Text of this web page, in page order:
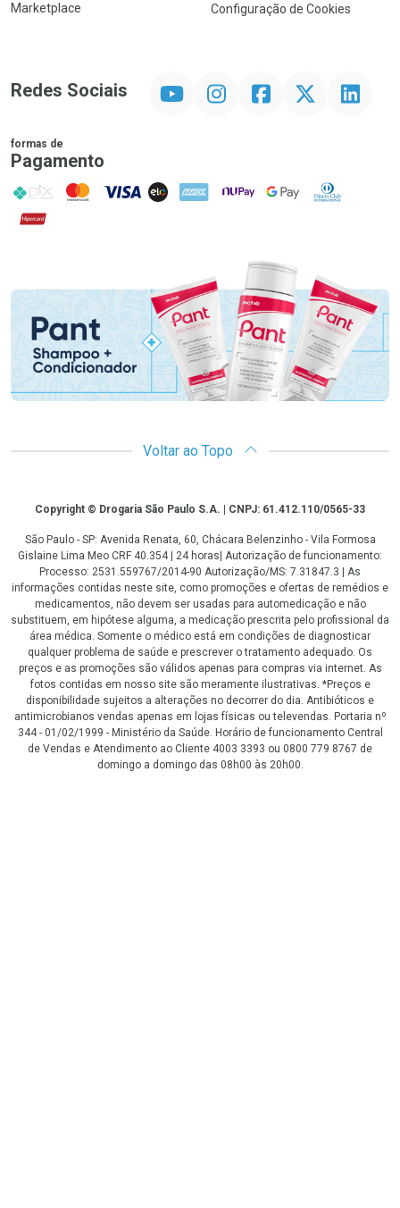
Marketplace
Configuração de Cookies
Redes Sociais InstagramFacebookTwitter Linkedin
formas de
Pagamento
PIX MasterCard
VISA ELO AMEX NuPay Google PayDiners Club
Hipercard
Promoção em Destaque
Voltar ao Topo
CopyrightCopyright © Drogaria São Paulo S.A. | CNPJ: 61.412.110/0565-33
São Paulo - SP: Avenida Renata, 60, Chácara Belenzinho - Vila Formosa
Gislaine Lima Meo CRF 40.354 | 24 horas| Autorização de funcionamento:
Processo: 2531.559767/2014-90 Autorização/MS: 7.31847.3 | As
informações contidas neste site, como promoções e ofertas de remédios e
medicamentos, não devem ser usadas para automedicação e não
substituem, em hipótese alguma, a medicação prescrita pelo profissional da
área médica. Somente o médico está em condições de diagnosticar
qualquer problema de saúde e prescrever o tratamento adequado. Os
preços e as promoções são válidos apenas para compras via internet. As
fotos contidas em nosso site são meramente ilustrativas. *Preços e
disponibilidade sujeitos a alterações no decorrer do dia. Antibióticos e
antimicrobianos vendas apenas em lojas físicas ou televendas. Portaria nº
344 - 01/02/1999 - Ministério da Saúde. Horário de funcionamento Central
de Vendas e Atendimento ao Cliente 4003 3393 ou 0800 779 8767 de
domingo a domingo das 08h00 às 20h00.